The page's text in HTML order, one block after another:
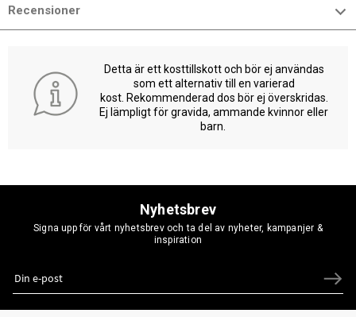
Recensioner
Detta är ett kosttillskott och bör ej användas
som ett alternativ till en varierad
kost. Rekommenderad dos bör ej överskridas.
Ej lämpligt för gravida, ammande kvinnor eller
barn.
Nyhetsbrev
Signa upp för vårt nyhetsbrev och ta del av nyheter, kampanjer &
inspiration